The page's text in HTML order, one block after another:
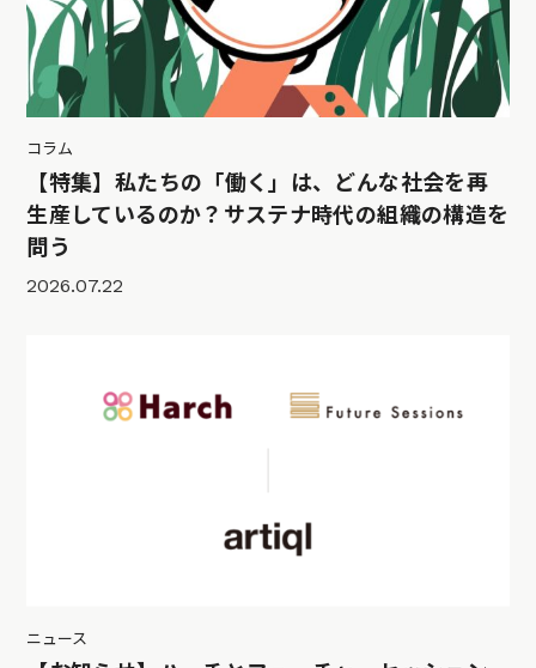
コラム
【特集】私たちの「働く」は、どんな社会を再
生産しているのか？サステナ時代の組織の構造を
問う
2026.07.22
ニュース